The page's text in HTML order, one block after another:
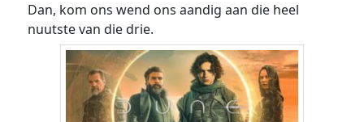
Dan, kom ons wend ons aandig aan die heel
nuutste van die drie.